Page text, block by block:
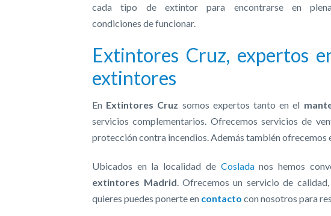
cada tipo de extintor para encontrarse en
condiciones de funcionar.
Extintores Cruz, expertos
extintores
En Extintores Cruz somos expertos tanto en el
servicios complementarios. Ofrecemos servicios de
protección contra incendios. Además también ofrecemos
Ubicados en la localidad de Cosladanos hemos
extintores Madrid . Ofrecemos un servicio de
quieres puedes ponerte en contacto con nosotros para